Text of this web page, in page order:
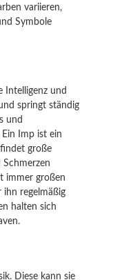
variieren,
Symbole
Intelligenz und
springt ständig
und
Imp ist ein
große
Schmerzen
immer großen
ihn regelmäßig
halten sich
Diese kann sie